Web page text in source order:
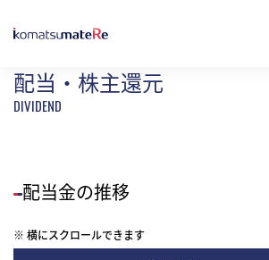
企業情報
配当・株主還元
配当金の推移
※ 横にスクロールできます